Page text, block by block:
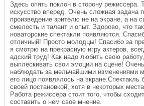
Здесь опять поклон в сторону режиссера.
искусство вперед. Очень сложная задача
произведение зрителю не на экране, а на
смелость и талант и опыт. Здорово, что
новаторские спектакли появляются.
отличный! Просто молодцы! Спасибо за
я смотрю на прекрасную игру актеров,
адский труд! Как надо любить свою
выплескивать свои эмоции на сцене!
наблюдать за мельчайшими изменениями
его лицо появлялось на экране.Спектакль
своей постановкой, хотя в некоторых
Работа режиссера стоит того, чтобы
составить о нем свое мнение.